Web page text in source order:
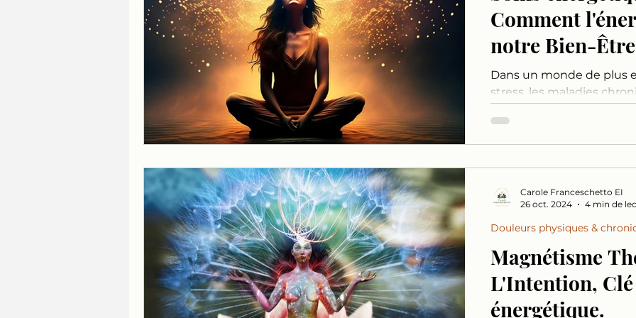
Comment
notre Bien-Être
Dans un monde de plus
stress, les maladies
dans la quête du mieux-
plus en plus de
équilibre, apaiser leurs
émotionnelles, et
sentir en meilleure
Magnétisme
L'Intention, Clé de la
énergétique.
Douleurs physiques &
Carole Franceschetto EI
26 oct. 2024
4 min de